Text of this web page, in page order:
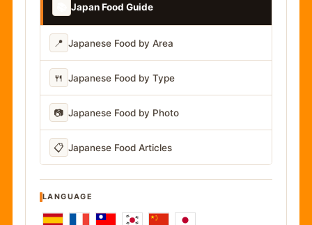
Japan Food Guide
📍 Japanese Food by Area
🍴 Japanese Food by Type
📷 Japanese Food by Photo
📋 Japanese Food Articles
LANGUAGE